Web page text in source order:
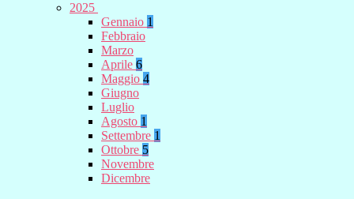
2025
Gennaio 1
Febbraio
Marzo
Aprile 6
Maggio 4
Giugno
Luglio
Agosto 1
Settembre 1
Ottobre 5
Novembre
Dicembre